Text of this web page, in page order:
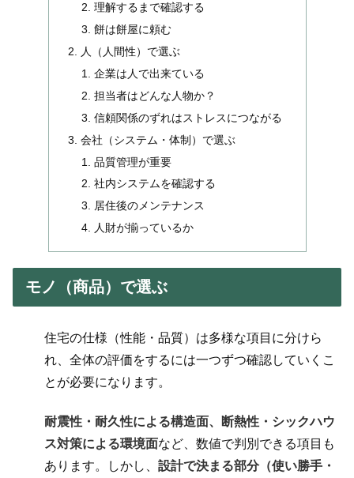
理解するまで確認する
餅は餅屋に頼む
人（人間性）で選ぶ
企業は人で出来ている
担当者はどんな人物か？
信頼関係のずれはストレスにつながる
会社（システム・体制）で選ぶ
品質管理が重要
社内システムを確認する
居住後のメンテナンス
人財が揃っているか
モノ（商品）で選ぶ
住宅の仕様（性能・品質）は多様な項目に分けら
れ、全体の評価をするには一つずつ確認していくこ
とが必要になります。
耐震性・耐久性による構造面、断熱性・シックハウ
ス対策による環境面など、数値で判別できる項目も
あります。しかし、 設計で決まる部分（使い勝手・